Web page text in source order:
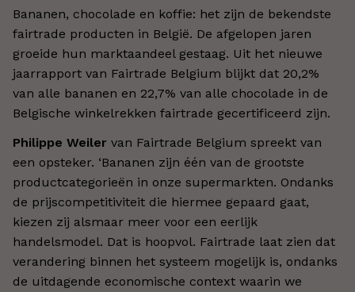
Bananen, chocolade en koffie: het zijn de bekendste
fairtrade producten in België. De afgelopen jaren
groeide hun marktaandeel gestaag. Uit het nieuwe
jaarrapport van Fairtrade Belgium blijkt dat 20,2%
van alle bananen en 22,7% van alle chocolade in de
Belgische winkelrekken fairtrade gecertificeerd zijn.
Philippe Weiler van Fairtrade Belgium spreekt van
een opsteker. ‘Bananen zijn één van de grootste
productcategorieën in onze supermarkten. Ondanks
de prijscompetitiviteit die hiermee gepaard gaat,
kiezen zij alsmaar meer voor een eerlijk
handelsmodel. Dat is hoopvol. Fairtrade laat zien dat
verandering binnen het systeem mogelijk is, ondanks
de uitdagende economische context waarin we